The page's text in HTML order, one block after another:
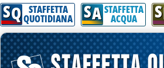
SQ STAFFETTA
QUOTIDIANA SA STAFFETTA
ACQUA S